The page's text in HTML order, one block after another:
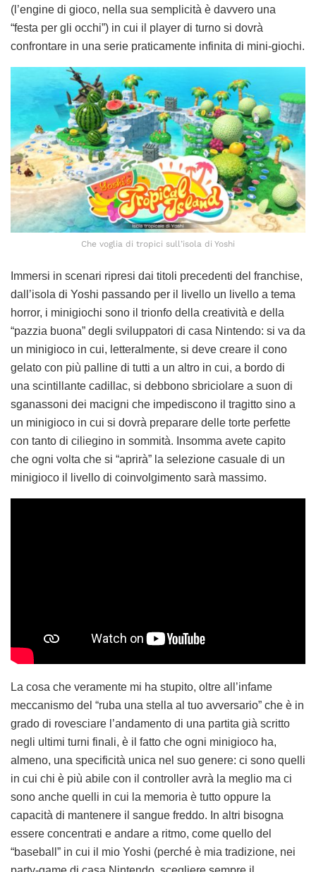
(l’engine di gioco, nella sua semplicità è davvero una
“festa per gli occhi”) in cui il player di turno si dovrà
confrontare in una serie praticamente infinita di mini-giochi.
Che voglia di tropici sull’isola di Yoshi
Immersi in scenari ripresi dai titoli precedenti del franchise,
dall’isola di Yoshi passando per il livello un livello a tema
horror, i minigiochi sono il trionfo della creatività e della
“pazzia buona” degli sviluppatori di casa Nintendo: si va da
un minigioco in cui, letteralmente, si deve creare il cono
gelato con più palline di tutti a un altro in cui, a bordo di
una scintillante cadillac, si debbono sbriciolare a suon di
sganassoni dei macigni che impediscono il tragitto sino a
un minigioco in cui si dovrà preparare delle torte perfette
con tanto di ciliegino in sommità. Insomma avete capito
che ogni volta che si “aprirà” la selezione casuale di un
minigioco il livello di coinvolgimento sarà massimo.
La cosa che veramente mi ha stupito, oltre all’infame
meccanismo del “ruba una stella al tuo avversario” che è in
grado di rovesciare l’andamento di una partita già scritto
negli ultimi turni finali, è il fatto che ogni minigioco ha,
almeno, una specificità unica nel suo genere: ci sono quelli
in cui chi è più abile con il controller avrà la meglio ma ci
sono anche quelli in cui la memoria è tutto oppure la
capacità di mantenere il sangue freddo. In altri bisogna
essere concentrati e andare a ritmo, come quello del
“baseball” in cui il mio Yoshi (perché è mia tradizione, nei